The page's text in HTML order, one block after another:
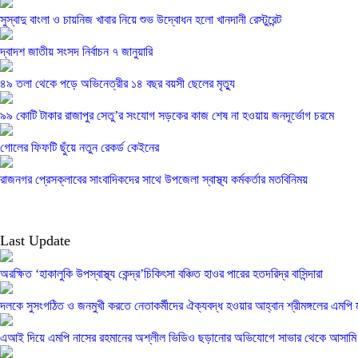
সুস্বাদু বাংলা ও চায়নিজ খাবার নিয়ে শুভ উদ্বোধন হলো খানদানী রেস্টুরেন্ট
দ্বাদশ জাতীয় সংসদ নির্বাচন ৭ জানুয়ারি
৪৯ তলা থেকে পড়ে অভিনেত্রীর ১৪ বছর বয়সী ছেলের মৃত্যু
৯৯ কোটি টাকার রাজাপুর সেতু’র সংযোগ সড়কের কাজ শেষ না হওয়ায় জনদূর্ভোগ চরমে
গোলের ফিফটি ছুঁয়ে নতুন রেকর্ড কেইনের
রাজনগর প্রেসক্লাবের সাংবাদিকদের সাথে উপজেলা স্বাস্থ্য কর্মকর্তার মতবিনিময়
Last Update
অরক্ষিত ‘হাকালুকি উপস্বাস্থ্য কেন্দ্র’চিকিৎসা বঞ্চিত হাওর পারের হতদরিদ্র বাসিন্দারা
দলকে সুসংগঠিত ও জনমুখী করতে নেতাকর্মীদের ঐক্যবদ্ধ হওয়ার আহ্বান শ্রীমঙ্গলের এমপি
এআই দিয়ে এমপি নাসের রহমানের অশ্লীল ভিডিও ছড়ানোর অভিযোগে সাভার থেকে আসামি